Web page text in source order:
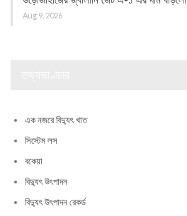
Aug 9, 2026
এক নজরে বিদ্যুৎ খাত
সিস্টেম লস
বকেয়া
বিদ্যুৎ উৎপাদন
বিদ্যুৎ উৎপাদন রেকর্ড